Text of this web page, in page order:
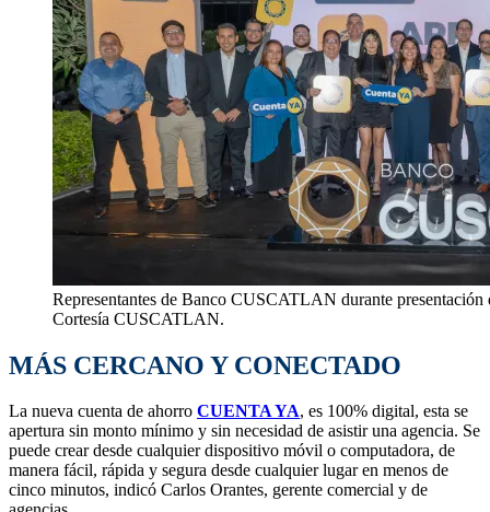
Representantes de Banco CUSCATLAN durante
Cortesía CUSCATLAN.
MÁS CERCANO Y CONECTADO
La nueva cuenta de ahorro CUENTA YA, es 100% digital, esta se
apertura sin monto mínimo y sin necesidad de asistir una agencia. Se
puede crear desde cualquier dispositivo móvil o computadora, de
manera fácil, rápida y segura desde cualquier lugar en menos de
cinco minutos, indicó Carlos Orantes, gerente comercial y de